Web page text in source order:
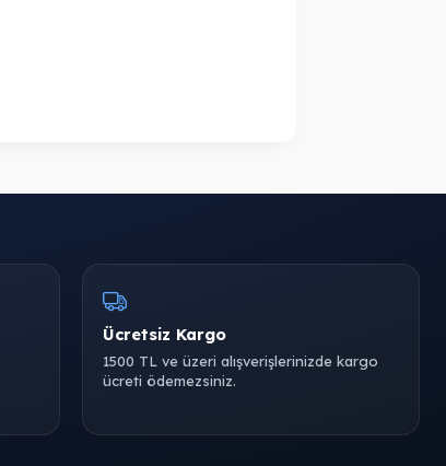
Ücretsiz Kargo
1500 TL ve üzeri alışverişlerinizde kargo
ücreti ödemezsiniz.